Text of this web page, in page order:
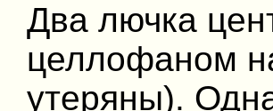
Два лючка
целлофаном
утеряны).